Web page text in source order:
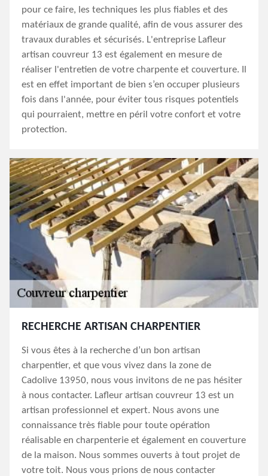
pour ce faire, les techniques les plus fiables et des
matériaux de grande qualité, afin de vous assurer des
travaux durables et sécurisés. L'entreprise Lafleur
artisan couvreur 13 est également en mesure de
réaliser l'entretien de votre charpente et couverture. Il
est en effet important de bien s’en occuper plusieurs
fois dans l'année, pour éviter tous risques potentiels
qui pourraient, mettre en péril votre confort et votre
protection.
RECHERCHE ARTISAN CHARPENTIER
Si vous êtes à la recherche d’un bon artisan
charpentier, et que vous vivez dans la zone de
Cadolive 13950, nous vous invitons de ne pas hésiter
à nous contacter. Lafleur artisan couvreur 13 est un
artisan professionnel et expert. Nous avons une
connaissance très fiable pour toute opération
réalisable en charpenterie et également en couverture
de la maison. Nous sommes ouverts à tout projet de
votre toit. Nous vous prions de nous contacter